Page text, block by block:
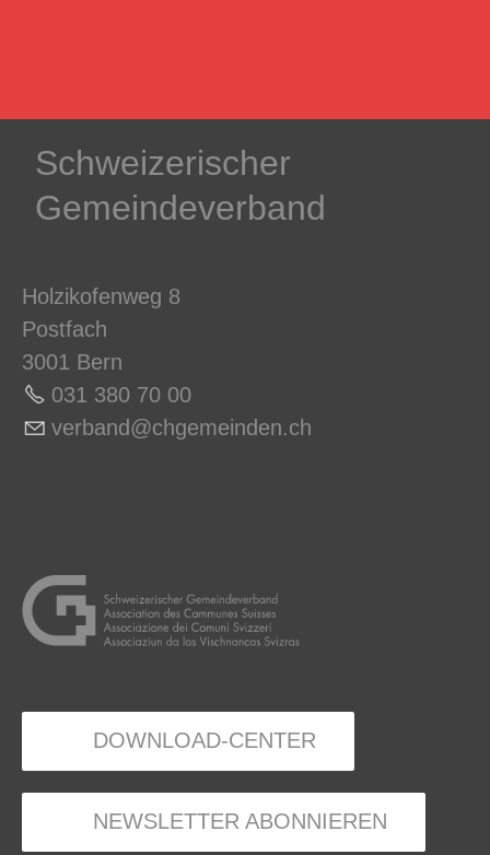
Schweizerischer
Gemeindeverband
Holzikofenweg 8
Postfach
3001 Bern
031 380 70 00
v rb nd chg m nd n ch
DOWNLOAD-CENTER
NEWSLETTER ABONNIEREN